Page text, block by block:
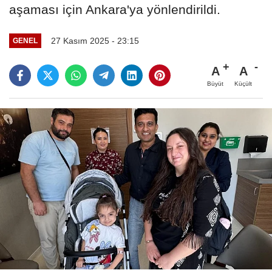
aşaması için Ankara'ya yönlendirildi.
GENEL 27 Kasım 2025 - 23:15
A
Büyüt
A
Küçült